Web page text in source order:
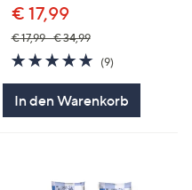
€ 17,99
€ 17,99 - € 34,99
4.8
von
(9)9
In den Warenkorb